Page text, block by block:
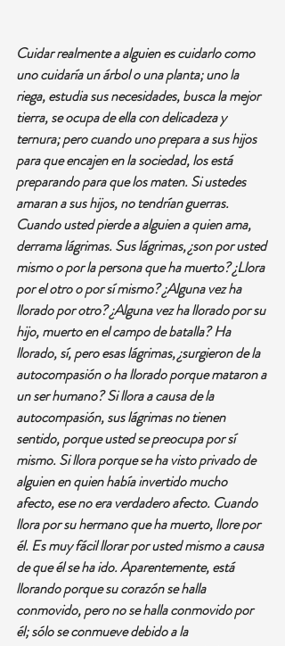
Cuidar realmente a alguien es cuidarlo como
uno cuidaría un árbol o una planta; uno la
riega, estudia sus necesidades, busca la mejor
tierra, se ocupa de ella con delicadeza y
ternura; pero cuando uno prepara a sus hijos
para que encajen en la sociedad, los está
preparando para que los maten. Si ustedes
amaran a sus hijos, no tendrían guerras.
Cuando usted pierde a alguien a quien ama,
derrama lágrimas. Sus lágrimas, ¿son por usted
mismo o por la persona que ha muerto? ¿Llora
por el otro o por sí mismo? ¿Alguna vez ha
llorado por otro? ¿Alguna vez ha llorado por su
hijo, muerto en el campo de batalla? Ha
llorado, sí, pero esas lágrimas, ¿surgieron de la
autocompasión o ha llorado porque mataron a
un ser humano? Si llora a causa de la
autocompasión, sus lágrimas no tienen
sentido, porque usted se preocupa por sí
mismo. Si llora porque se ha visto privado de
alguien en quien había invertido mucho
afecto, ese no era verdadero afecto. Cuando
llora por su hermano que ha muerto, llore por
él. Es muy fácil llorar por usted mismo a causa
de que él se ha ido. Aparentemente, está
llorando porque su corazón se halla
conmovido, pero no se halla conmovido por
él; sólo se conmueve debido a la